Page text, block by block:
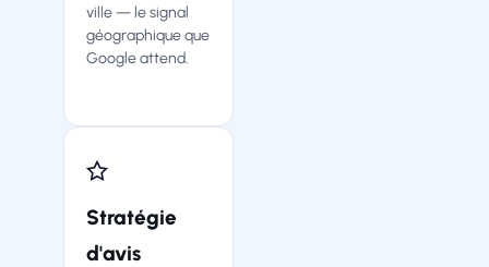
ville — le signal
géographique que
Google attend.
Stratégie
d'avis